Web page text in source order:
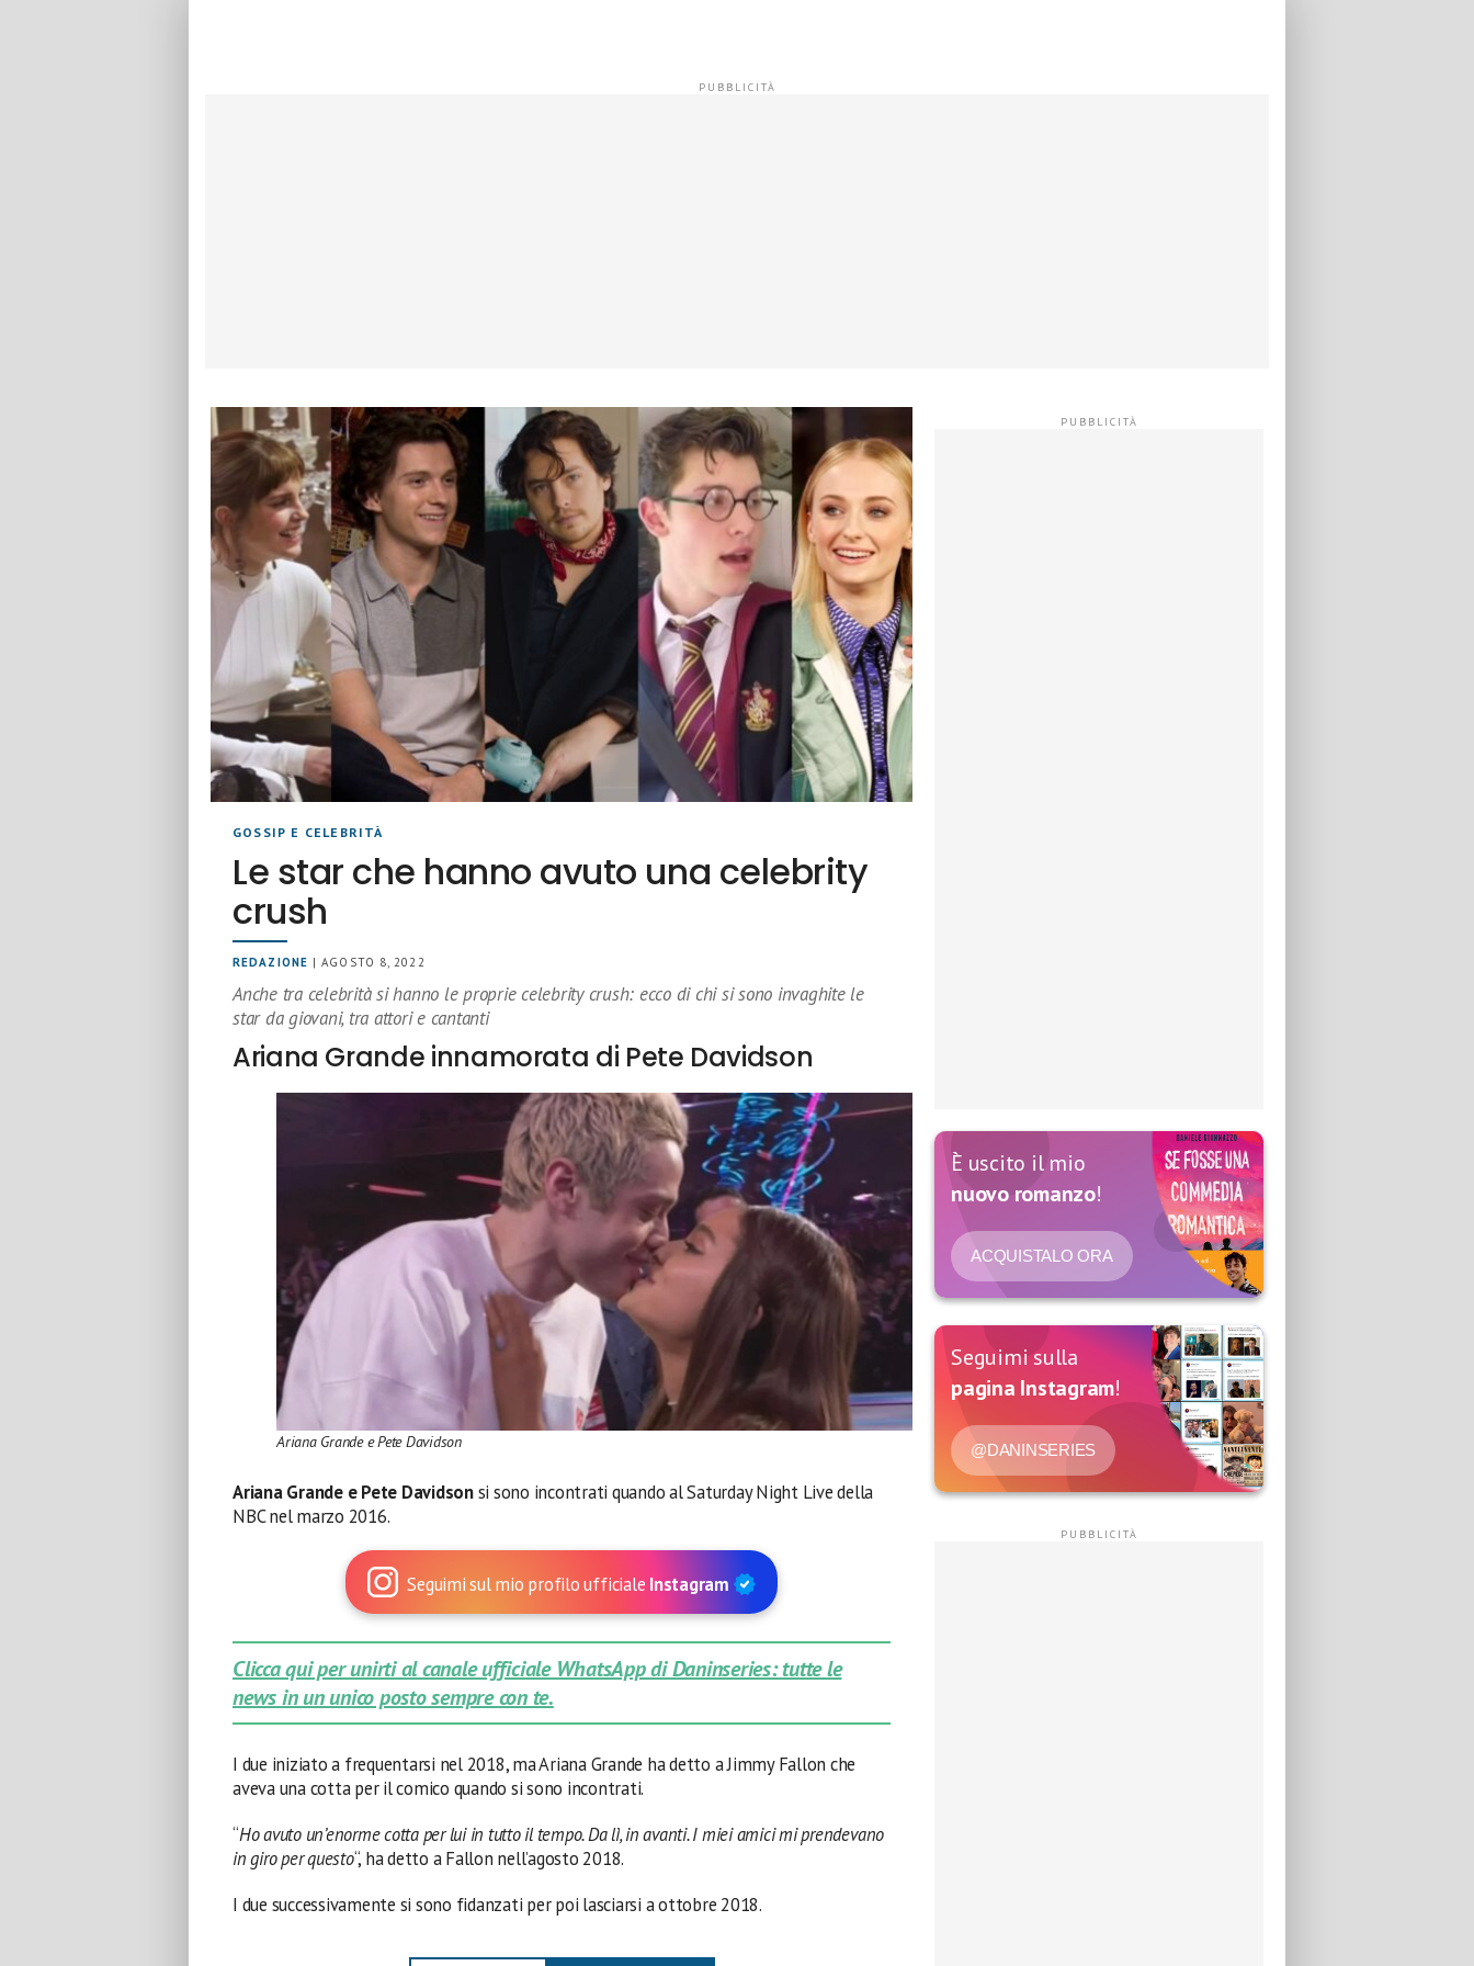
GOSSIP E CELEBRITÀ
Le star che hanno avuto una celebrity
crush
REDAZIONE | AGOSTO 8, 2022
Anche tra celebrità si hanno le proprie celebrity crush: ecco di chi si sono invaghite le
star da giovani, tra attori e cantanti
Ariana Grande innamorata di Pete Davidson
Ariana Grande e Pete Davidson
Ariana Grande e Pete Davidsonsi sono incontrati quando al Saturday Night Live della
NBC nel marzo 2016.
Seguimi sul mio profilo ufficiale Instagram
Clicca qui per unirti al canale ufficiale WhatsApp di Daninseries: tutte le
news in un unico posto sempre con te.
I due iniziato a frequentarsi nel 2018, ma Ariana Grande ha detto a Jimmy Fallon che
aveva una cotta per il comico quando si sono incontrati.
“Ho avuto un’enorme cotta per lui in tutto il tempo. Da lì, in avanti. I miei amici mi prendevano
in giro per questo“, ha detto a Fallon nell’agosto 2018.
I due successivamente si sono fidanzati per poi lasciarsi a ottobre 2018.
È uscito il mio
nuovo romanzo!
ACQUISTALO ORA
Seguimi sulla
pagina Instagram!
@DANINSERIES